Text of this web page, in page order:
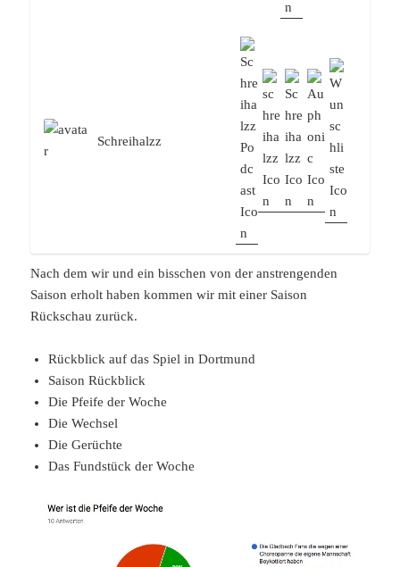
Schreihalzz
Nach dem wir und ein bisschen von der anstrengenden
Saison erholt haben kommen wir mit einer Saison
Rückschau zurück.
Rückblick auf das Spiel in Dortmund
Saison Rückblick
Die Pfeife der Woche
Die Wechsel
Die Gerüchte
Das Fundstück der Woche